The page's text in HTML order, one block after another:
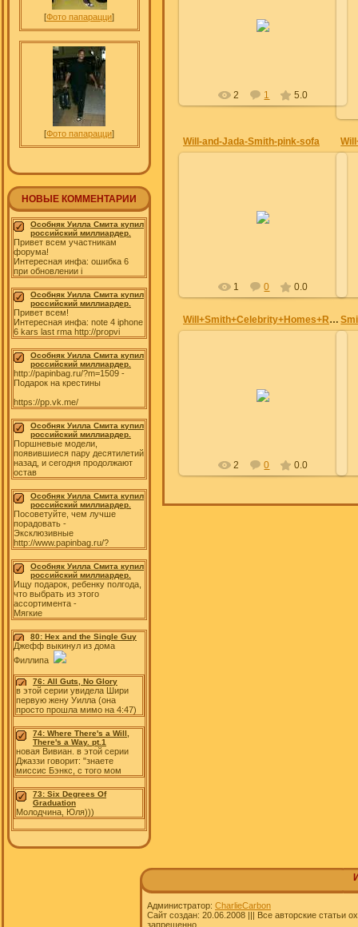
[Фото папарацци]
[Фото папарацци]
НОВЫЕ КОММЕНТАРИИ
Особняк Уилла Смита купил
российский миллиардер.
Привет всем участникам
форума!
Интересная инфа: ошибка 6
при обновлении i
Особняк Уилла Смита купил
российский миллиардер.
Привет всем!
Интересная инфа: note 4 iphone
6 kars last rma http://propvi
Особняк Уилла Смита купил
российский миллиардер.
http://papinbag.ru/?m=1509 -
Подарок на крестины
https://pp.vk.me/
Особняк Уилла Смита купил
российский миллиардер.
Поршневые модели,
появившиеся пару десятилетий
назад, и сегодня продолжают
остав
Особняк Уилла Смита купил
российский миллиардер.
Посоветуйте, чем лучше
порадовать -
Эксклюзивные
http://www.papinbag.ru/?
Особняк Уилла Смита купил
российский миллиардер.
Ищу подарок, ребенку полгода,
что выбрать из этого
ассортимента -
Мягкие
80: Hex and the Single Guy
Джефф выкинул из дома
Филлипа
76: All Guts, No Glory
в этой серии увидела Шири
первую жену Уилла (она
просто прошла мимо на 4:47)
74: Where There's a Will,
There's a Way. pt.1
новая Вивиан. в этой серии
Джаззи говорит: "знаете
миссис Бэнкс, с того мом
73: Six Degrees Of
Graduation
Молодчина, Юля)))
2 1 5.0
Will-and-Jada-Smith-pink-sofa
1 0 0.0
Will+Smith+Celebrity+Homes+RFy6UH3wo3xl
2 0 0.0
Администратор: CharlieCarbon
Сайт создан: 20.06.2008 ||| Все авторские статьи
запрещенно.